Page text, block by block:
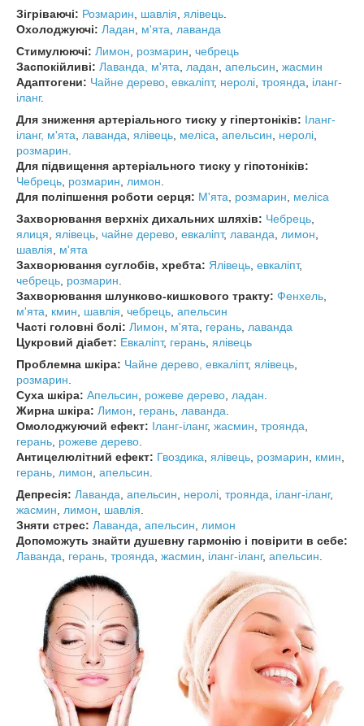
Зігріваючі: Розмарин, шавлія, ялівець.
Охолоджуючі: Ладан, м'ята, лаванда
Стимулюючі: Лимон, розмарин, чебрець
Заспокійливі: Лаванда, м'ята, ладан, апельсин, жасмин
Адаптогени: Чайне дерево, евкаліпт, неролі, троянда, іланг-
іланг.
Для зниження артеріального тиску у гіпертоніків: Іланг-
іланг, м'ята, лаванда, ялівець, меліса, апельсин, неролі,
розмарин.
Для підвищення артеріального тиску у гіпотоніків:
Чебрець, розмарин, лимон.
Для поліпшення роботи серця: М'ята, розмарин, меліса
Захворювання верхніх дихальних шляхів: Чебрець,
ялиця, ялівець, чайне дерево, евкаліпт, лаванда, лимон,
шавлія, м'ята
Захворювання суглобів, хребта: Ялівець, евкаліпт,
чебрець, розмарин.
Захворювання шлунково-кишкового тракту: Фенхель,
м'ята, кмин, шавлія, чебрець, апельсин
Часті головні болі: Лимон, м'ята, герань, лаванда
Цукровий діабет: Евкаліпт, герань, ялівець
Проблемна шкіра: Чайне дерево, евкаліпт, ялівець,
розмарин.
Суха шкіра: Апельсин, рожеве дерево, ладан.
Жирна шкіра: Лимон, герань, лаванда.
Омолоджуючий ефект: Іланг-іланг, жасмин, троянда,
герань, рожеве дерево.
Антицелюлітний ефект: Гвоздика, ялівець, розмарин, кмин,
герань, лимон, апельсин.
Депресія: Лаванда, апельсин, неролі, троянда, іланг-іланг,
жасмин, лимон, шавлія.
Зняти стрес: Лаванда, апельсин, лимон
Допоможуть знайти душевну гармонію і повірити в себе:
Лаванда, герань, троянда, жасмин, іланг-іланг, апельсин.